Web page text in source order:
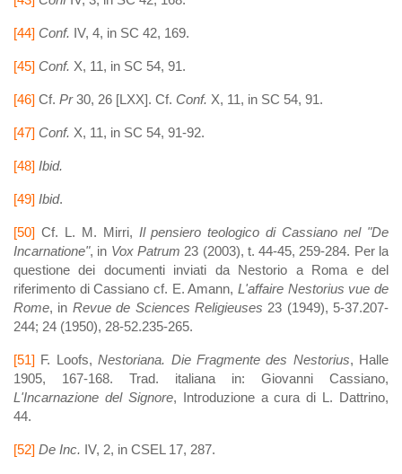
[44] Conf. IV, 4, in SC 42, 169.
[45] Conf. X, 11, in SC 54, 91.
[46] Cf. Pr30, 26 [LXX]. Cf. Conf. X, 11, in SC 54, 91.
[47] Conf. X, 11, in SC 54, 91-92.
[48] Ibid.
[49] Ibid.
[50] Cf. L. M. Mirri, Il pensiero teologico di Cassiano nel "De
Incarnatione", in Vox Patrum 23 (2003), t. 44-45, 259-284. Per la
questione dei documenti inviati da Nestorio a Roma e del
riferimento di Cassiano cf. E. Amann, L'affaire Nestorius vue de
Rome, in Revue de Sciences Religieuses 23 (1949), 5-37.207-
244; 24 (1950), 28-52.235-265.
[51] F. Loofs,Nestoriana. Die Fragmente des Nestorius, Halle
1905, 167-168. Trad. italiana in: Giovanni Cassiano,
L'Incarnazione del Signore, Introduzione a cura di L. Dattrino,
44.
[52] De Inc. IV, 2, in CSEL 17, 287.